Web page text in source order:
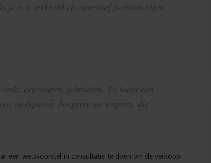
je een verkeerd en agressief persoon tegen
een wapen gebruiken. Zo loopt een
steekpartij. Jongeren en wapens, die
een wetsvoorstel in consultatie te doen om de verkoop